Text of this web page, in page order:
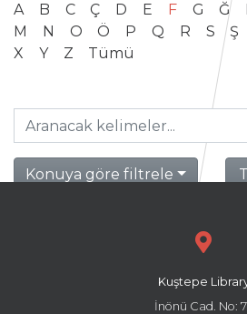
A B C Ç D E F G Ğ
M
N O Ö P Q R S Ş
X
Y Z Tümü
Konuya göre filtrele
Kuştepe
İnönü Cad. No: